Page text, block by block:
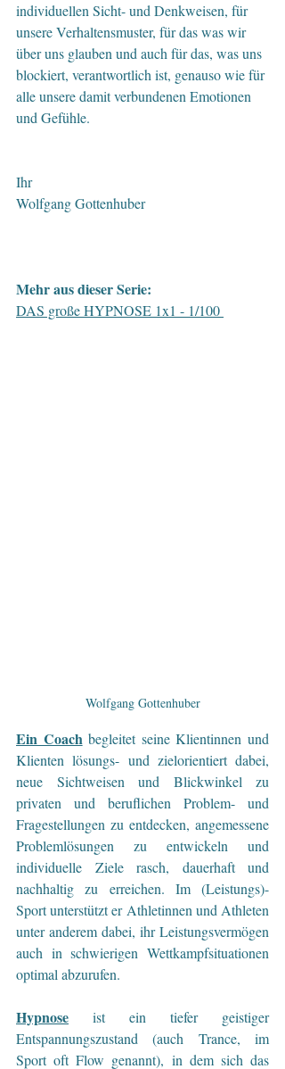
individuellen Sicht- und Denkweisen, für
unsere Verhaltensmuster, für das was wir
über uns glauben und auch für das, was uns
blockiert, verantwortlich ist, genauso wie für
alle unsere damit verbundenen Emotionen
und Gefühle.
Ihr
Wolfgang Gottenhuber
Mehr aus dieser Serie:
DAS große HYPNOSE 1x1 - 1/100
Wolfgang Gottenhuber
Ein Coach begleitet seine Klientinnen und
Klienten lösungs- und zielorientiert dabei,
neue Sichtweisen und Blickwinkel zu
privaten und beruflichen Problem- und
Fragestellungen zu entdecken, angemessene
Problemlösungen zu entwickeln und
individuelle Ziele rasch, dauerhaft und
nachhaltig zu erreichen. Im (Leistungs)-
Sport unterstützt er Athletinnen und Athleten
unter anderem dabei, ihr Leistungsvermögen
auch in schwierigen Wettkampfsituationen
optimal abzurufen.
Hypnose ist ein tiefer geistiger
Entspannungszustand (auch Trance, im
Sport oft Flow genannt), in dem sich das